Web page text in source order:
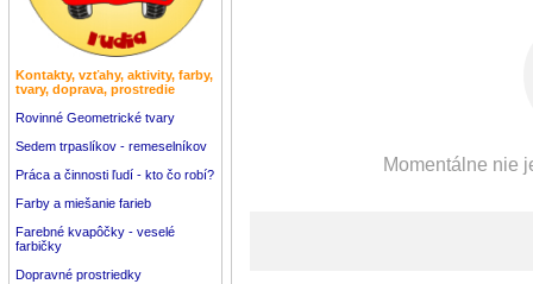
Kontakty, vzťahy, aktivity, farby,
tvary, doprava, prostredie
Rovinné Geometrické tvary
Sedem trpaslíkov - remeselníkov
Práca a činnosti ľudí - kto čo robí?
Farby a miešanie farieb
Farebné kvapôčky - veselé
farbičky
Dopravné prostriedky
Momentálne nie